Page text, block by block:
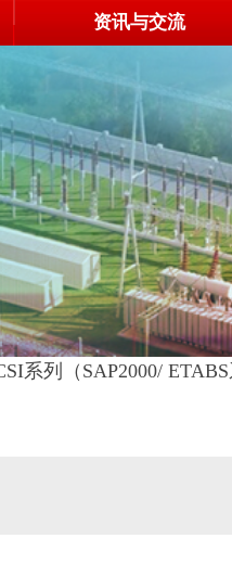
资讯与交流资讯与交流
系列（SAP2000/